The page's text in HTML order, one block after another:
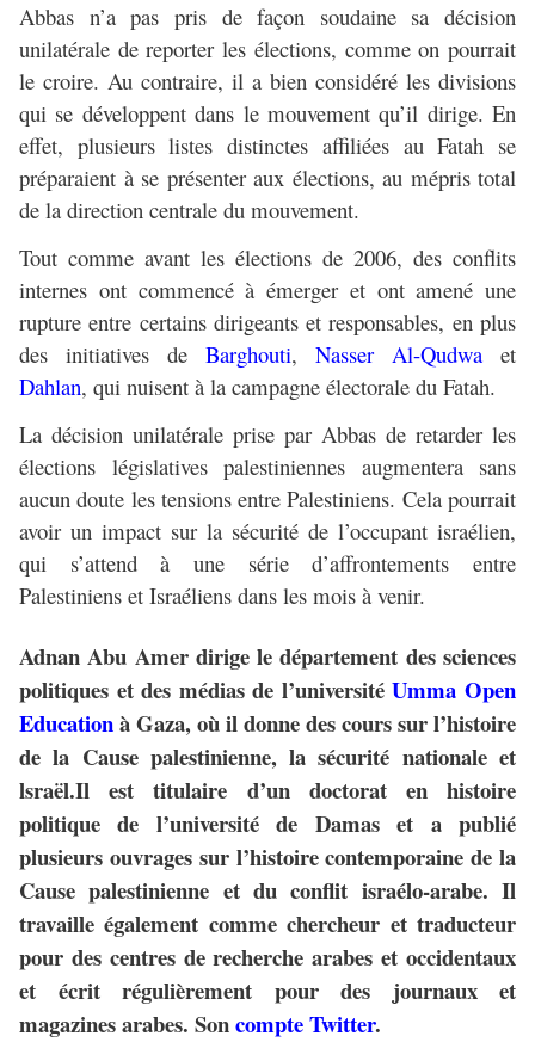
Abbas n’a pas pris de façon soudaine sa décision
unilatérale de reporter les élections, comme on pourrait
le croire. Au contraire, il a bien considéré les divisions
qui se développent dans le mouvement qu’il dirige. En
effet, plusieurs listes distinctes affiliées au Fatah se
préparaient à se présenter aux élections, au mépris total
de la direction centrale du mouvement.
Tout comme avant les élections de 2006, des conflits
internes ont commencé à émerger et ont amené une
rupture entre certains dirigeants et responsables, en plus
des initiatives de Barghouti, Nasser Al-Qudwa et
Dahlan, qui nuisent à la campagne électorale du Fatah.
La décision unilatérale prise par Abbas de retarder les
élections législatives palestiniennes augmentera sans
aucun doute les tensions entre Palestiniens. Cela pourrait
avoir un impact sur la sécurité de l’occupant israélien,
qui s’attend à une série d’affrontements entre
Palestiniens et Israéliens dans les mois à venir.
Adnan Abu Amer dirige le département des sciences
politiques et des médias de l’universitéUmma Open
Educationà Gaza, où il donne des cours sur l’histoire
de la Cause palestinienne, la sécurité nationale et
lsraël.Il est titulaire d’un doctorat en histoire
politique de l’université de Damas et a publié
plusieurs ouvrages sur l’histoire contemporaine de la
Cause palestinienne et du conflit israélo-arabe. Il
travaille également comme chercheur et traducteur
pour des centres de recherche arabes et occidentaux
et écrit régulièrement pour des journaux et
magazines arabes. Soncompte Twitter.